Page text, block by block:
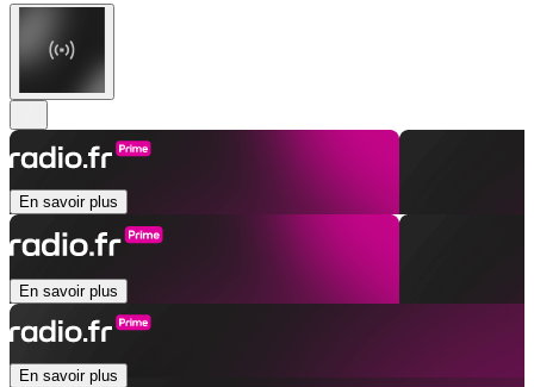
En savoir plus
En savoir plus
En savoir plus